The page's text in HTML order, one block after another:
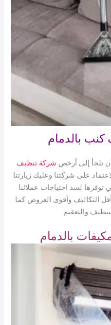
بالدمام
تلجأ إلى أرخص شركة تنظيف
على شركتنا وعليك زيارتنا
توفرها لسد احتياجات عملائنا
التكاليف وأقوى العروض كما
والتعقيم
بالدمام